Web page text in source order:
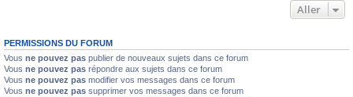
Aller
PERMISSIONS DU FORUM
Vous ne pouvez pas publier de nouveaux sujets dans ce forum
Vous ne pouvez pas répondre aux sujets dans ce forum
Vous ne pouvez pas modifier vos messages dans ce forum
Vous ne pouvez pas supprimer vos messages dans ce forum